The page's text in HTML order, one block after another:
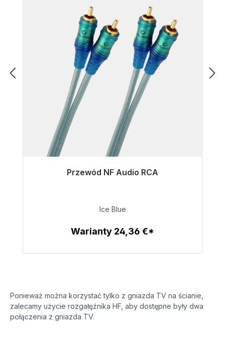
Przewód NF Audio RCA
13,59 €
Ice Blue
Warianty 24,36 €*
Ponieważ można korzystać tylko z gniazda TV na ścianie,
zalecamy użycie rozgałęźnika HF, aby dostępne były dwa
połączenia z gniazda TV.